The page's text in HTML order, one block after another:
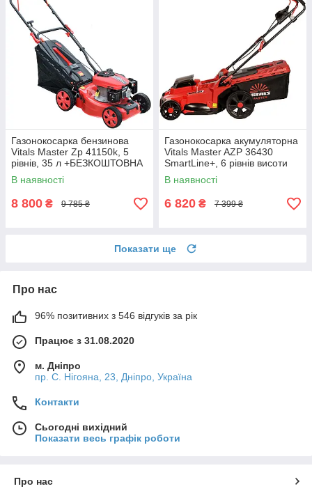
Газонокосарка бензинова
Vitals Master Zp 41150k, 5
рівнів, 35 л +БЕЗКОШТОВНА
ДОСТАВКА!
В наявності
8 800 ₴ 9 785 ₴
Газонокосарка акумуляторна
Vitals Master AZP 36430
SmartLine+, 6 рівнів висоти
(без АКБ і ЗП)
+БЕЗКОШТОВНА ДОСТАВКА!
В наявності
6 820 ₴ 7 399 ₴
Показати ще
Про нас
96% позитивних з 546 відгуків за рік
Працює з 31.08.2020
м. Дніпро
пр. С. Нігояна, 23, Дніпро, Україна
Контакти
Сьогодні вихідний
Показати весь графік роботи
Про нас